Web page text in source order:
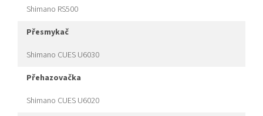
Shimano RS500
přesmykač
Shimano CUES U6030
přehazovačka
Shimano CUES U6020